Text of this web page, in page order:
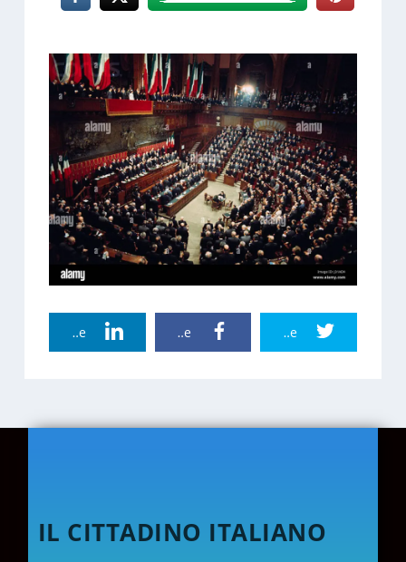
Twitter Share
Facebook Share
Linkedin Share
IL CITTADINO ITALIANO